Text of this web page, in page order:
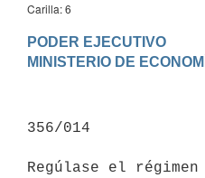
Carilla: 6
PODER EJECUTIVO
356/014
Regúlase el régimen